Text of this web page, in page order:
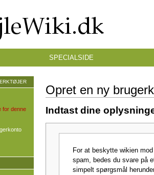
Opret en ny
Indtast dine
For at beskytte wikien mod
spam, bedes du svare på
simpelt spørgsmål
SPECIALSIDE
for denne